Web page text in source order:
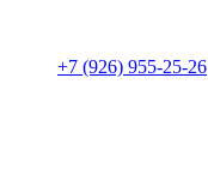
+7 (926) 955-25-26